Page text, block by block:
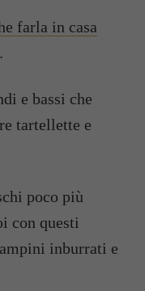
farla in casa
e bassi che
tartellette e
poco più
con questi
inburrati e